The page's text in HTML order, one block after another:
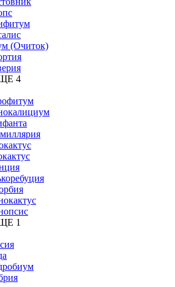
(Очиток)
4
1